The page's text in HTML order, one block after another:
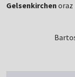
Gelsenkirchen oraz